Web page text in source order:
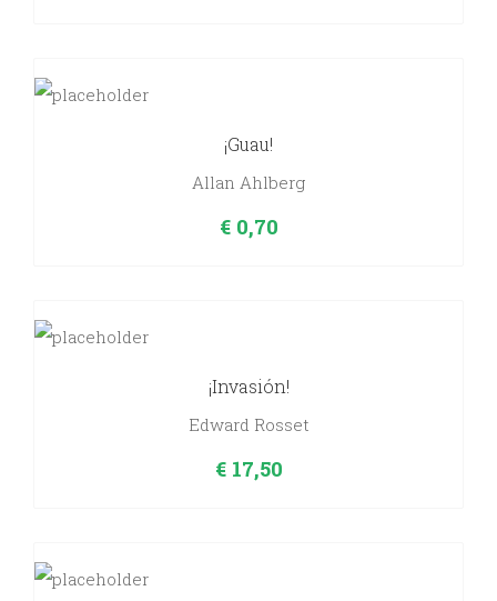
¡Guau!
Allan Ahlberg
€0,70
¡Invasión!
Edward Rosset
€17,50